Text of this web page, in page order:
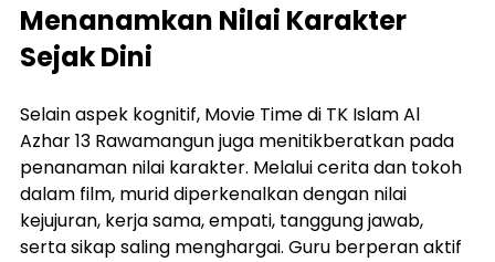
Menanamkan Nilai Karakter
Sejak Dini
Selain aspek kognitif, Movie Time di TK Islam Al
Azhar 13 Rawamangun juga menitikberatkan pada
penanaman nilai karakter. Melalui cerita dan tokoh
dalam film, murid diperkenalkan dengan nilai
kejujuran, kerja sama, empati, tanggung jawab,
serta sikap saling menghargai. Guru berperan aktif